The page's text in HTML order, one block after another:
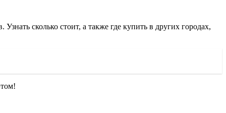
сколько стоит, а также где купить в других городах,